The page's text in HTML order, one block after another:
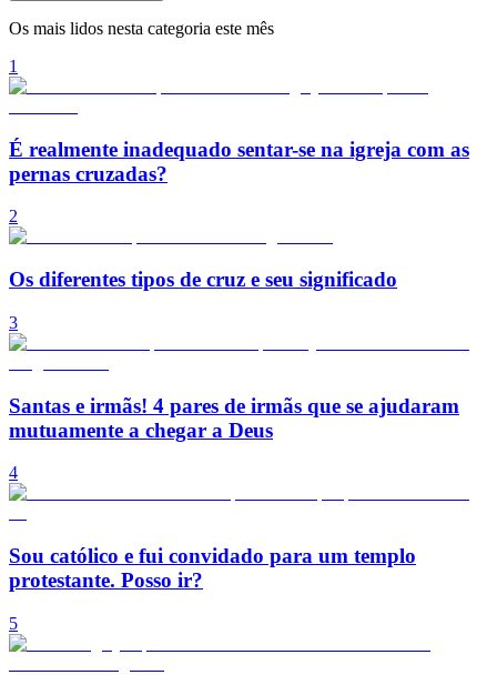
Os mais lidos nesta categoria este mês
1
É realmente inadequado sentar-se na igreja com as
pernas cruzadas?
2
Os diferentes tipos de cruz e seu significado
3
Santas e irmãs! 4 pares de irmãs que se ajudaram
mutuamente a chegar a Deus
4
Sou católico e fui convidado para um templo
protestante. Posso ir?
5